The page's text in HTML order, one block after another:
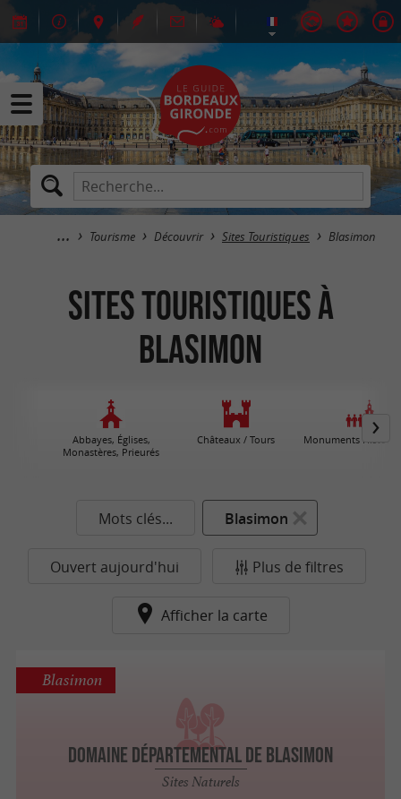
Tourisme Découvrir Sites Touristiques Blasimon
Sites Touristiques à
Blasimon
Abbayes, Églises,
Monastères, Prieurés
Châteaux / Tours Monuments
Mots clés... Blasimon
Ouvert aujourd'hui Plus de filtres
Afficher la carte
Domaine Départemental de Blasimon
Sites Naturels
Blasimon